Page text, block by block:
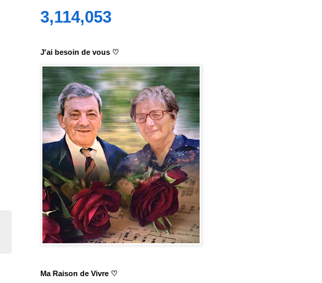
3,114,053
J'ai besoin de vous ♡
Ma Raison de Vivre ♡